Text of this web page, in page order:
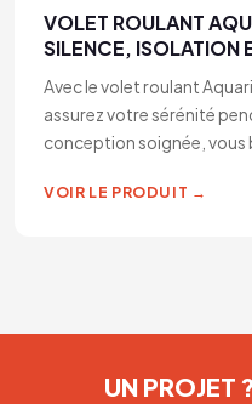
VOLET ROULANT
SILENCE, ISOLATION
Avec le volet roulant
assurez votre sérénité
conception soignée, vous
VOIR LE PRODUIT →
UN PROJET